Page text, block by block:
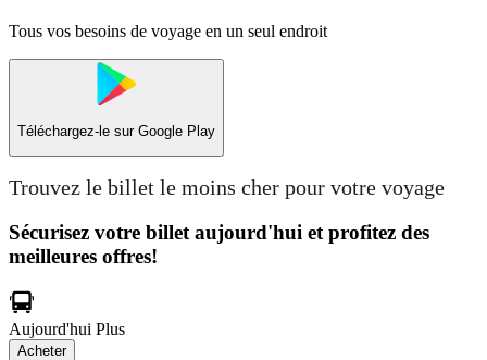
Tous vos besoins de voyage en un seul endroit
Téléchargez-le sur Google Play
Trouvez le billet le moins cher pour votre voyage
Sécurisez votre billet aujourd'hui et profitez des
meilleures offres!
Aujourd'hui Plus
Acheter